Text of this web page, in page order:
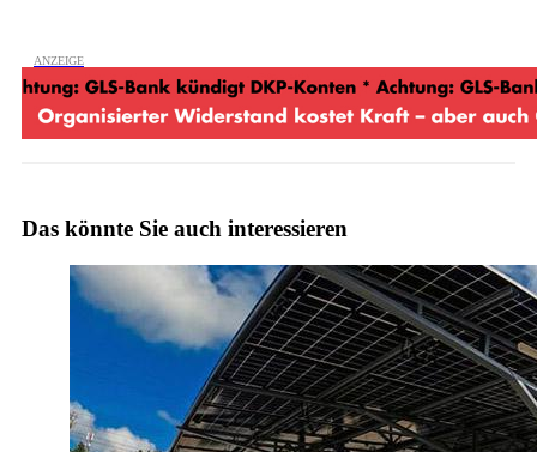
Das könnte Sie auch interessieren